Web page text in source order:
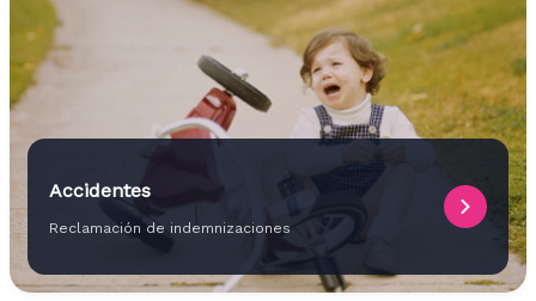
Accidentes
Reclamación de indemnizaciones